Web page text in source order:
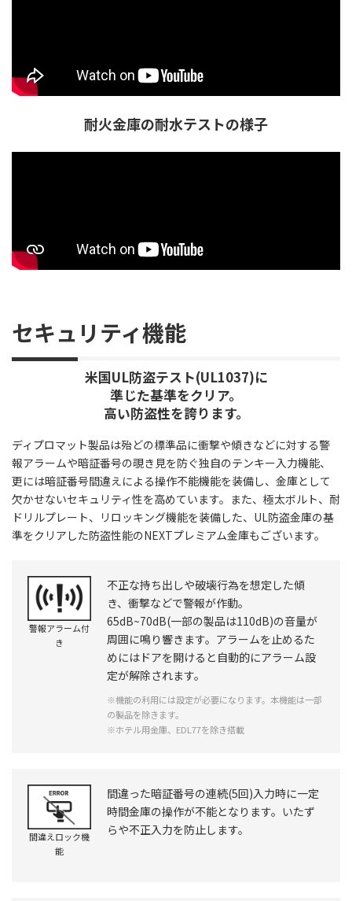
耐火金庫の耐水テストの様子
セキュリティ機能
米国UL防盗テスト(UL1037)に
準じた基準をクリア。
高い防盗性を誇ります。
ディプロマット製品は殆どの標準品に衝撃や傾きなどに対する警
報アラームや暗証番号の覗き見を防ぐ独自のテンキー入力機能、
更には暗証番号間違えによる操作不能機能を装備し、金庫として
欠かせないセキュリティ性を高めています。また、極太ボルト、耐
ドリルプレート、リロッキング機能を装備した、UL防盗金庫の基
準をクリアした防盗性能のNEXTプレミアム金庫もございます。
警報アラーム付
き
不正な持ち出しや破壊行為を想定した傾
き、衝撃などで警報が作動。
65dB~70dB(一部の製品は110dB)の音量が
周囲に鳴り響きます。アラームを止めるた
めにはドアを開けると自動的にアラーム設
定が解除されます。
※機能の利用には設定が必要になります。本機能は一部
の製品を除きます。
※ホテル用金庫、EDL77を除き搭載
間違えロック機
能
間違った暗証番号の連続(5回)入力時に一定
時間金庫の操作が不能となります。いたず
らや不正入力を防止します。